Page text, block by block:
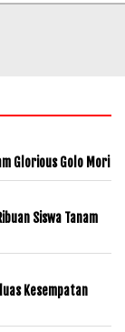
Glorious Golo Mori
Siswa Tanam
Kesempatan